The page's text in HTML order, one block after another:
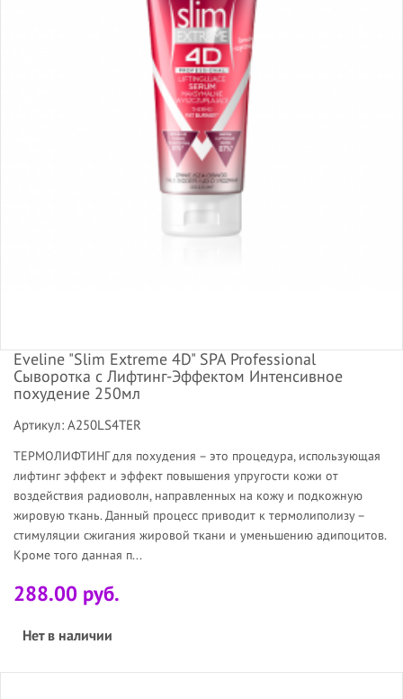
Eveline "Slim Extreme 4D" SPA Professional
Сыворотка с Лифтинг-Эффектом Интенсивное
похудение 250мл
Артикул: A250LS4TER
ТЕРМОЛИФТИНГ для похудения – это процедура, использующая
лифтинг эффект и эффект повышения упругости кожи от
воздействия радиоволн, направленных на кожу и подкожную
жировую ткань. Данный процесс приводит к термолиполизу –
стимуляции сжигания жировой ткани и уменьшению адипоцитов.
Кроме того данная п...
288.00 руб.
Нет в наличии